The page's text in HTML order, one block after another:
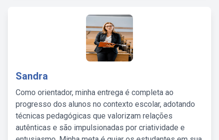
Sandra
Como orientador, minha entrega é completa ao
progresso dos alunos no contexto escolar, adotando
técnicas pedagógicas que valorizam relações
autênticas e são impulsionadas por criatividade e